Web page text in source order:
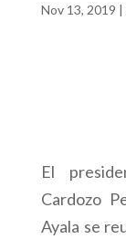
Nov 13, 2019 |
El
Cardozo
Ayala se